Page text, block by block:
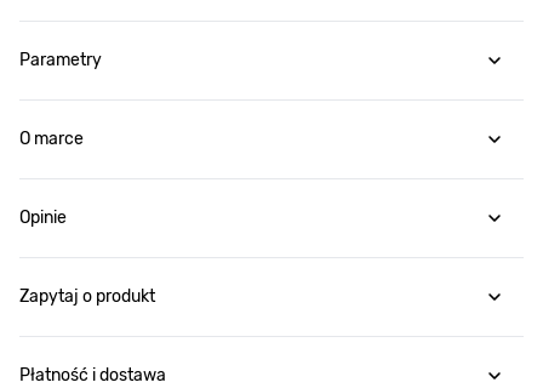
Parametry
O marce
Opinie
Zapytaj o produkt
Płatność i dostawa